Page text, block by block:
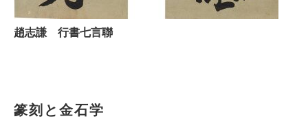
趙志謙 行書七言聯
篆刻と金石学